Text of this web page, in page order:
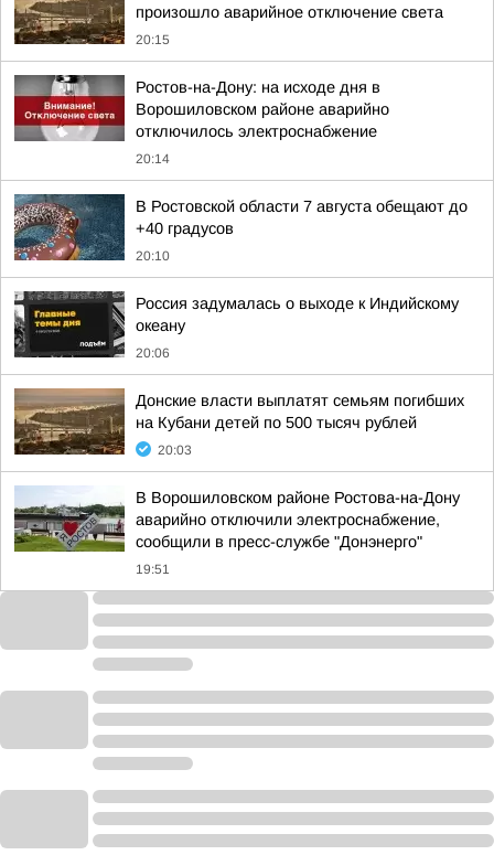
произошло аварийное отключение света
20:15
Ростов-на-Дону: на исходе дня в
Ворошиловском районе аварийно
отключилось электроснабжение
20:14
В Ростовской области 7 августа обещают до
+40 градусов
20:10
Россия задумалась о выходе к Индийскому
океану
20:06
Донские власти выплатят семьям погибших
на Кубани детей по 500 тысяч рублей
20:03
В Ворошиловском районе Ростова-на-Дону
аварийно отключили электроснабжение,
сообщили в пресс-службе "Донэнерго"
19:51